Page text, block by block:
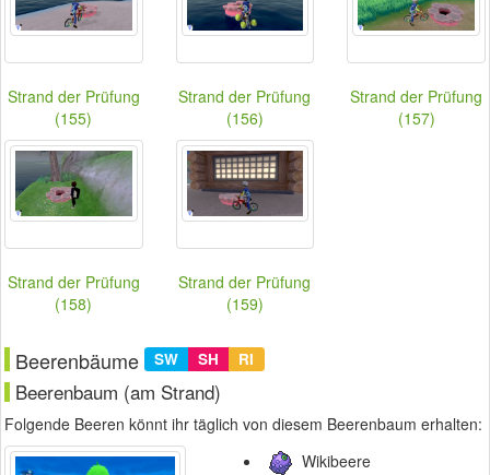
Strand der Prüfung
(155)
Strand der Prüfung
(156)
Strand der Prüfung
(157)
Strand der Prüfung
(158)
Strand der Prüfung
(159)
Beerenbäume SW SH RI
Beerenbaum (am Strand)
Folgende Beeren könnt ihr täglich von diesem Beerenbaum erhalten:
Wikibeere